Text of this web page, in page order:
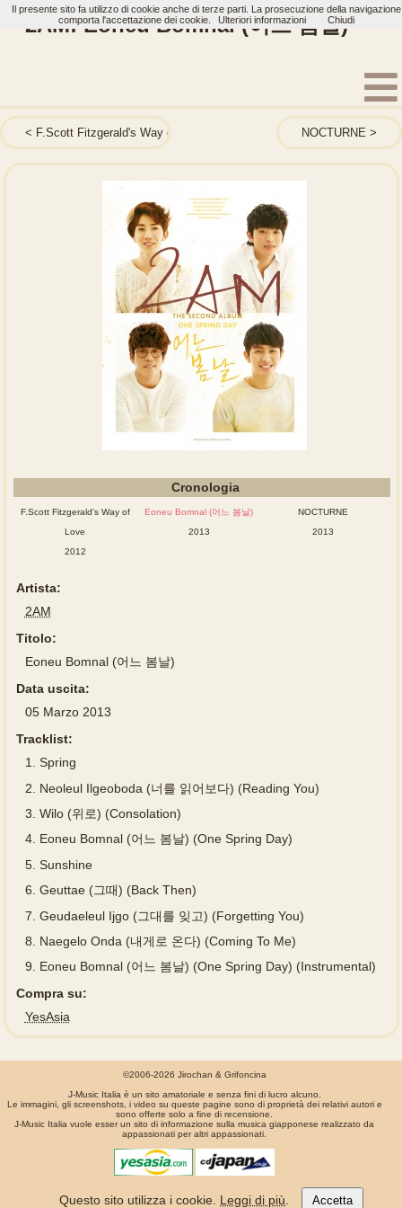
Questo sito utilizza i cookie. Leggi di più Accetta
2AM: Eoneu Bomnal (어느 봄날)
F.Scott Fitzgerald's Way of Love NOCTURNE
Cronologia
F.Scott Fitzgerald's Way of
Love
2012
Eoneu Bomnal (어느 봄날)
2013
NOCTURNE
2013
Artista:
2AM
Titolo:
Eoneu Bomnal (어느 봄날)
Data uscita:
05 Marzo 2013
Tracklist:
1.
Spring
2.
Neoleul Ilgeoboda (너를 읽어보다) (Reading You)
3. Wilo (위로) (Consolation)
4. Eoneu Bomnal (어느 봄날) (One Spring Day)
5. Sunshine
6. Geuttae (그때) (Back Then)
7. Geudaeleul Ijgo (그대를 잊고) (Forgetting You)
8.
Naegelo Onda (내게로 온다) (Coming To Me)
9. Eoneu Bomnal (어느 봄날) (One Spring Day) (Instrumental)
Compra su:
YesAsia
©2006-2026 Jirochan & Grifoncina
J-Music Italia è un sito amatoriale e senza fini di lucro alcuno.
Le immagini, gli screenshots, i video su queste pagine sono di proprietà dei relativi autori e
sono offerte solo a fine di recensione.
J-Music Italia vuole esser un sito di informazione sulla musica giapponese realizzato da
appassionati per altri appassionati.
Il presente sito fa utilizzo di cookie anche di terze parti. La prosecuzione della navigazione
comporta l'accettazione dei cookie.
Ulteriori informazioni Chiudi